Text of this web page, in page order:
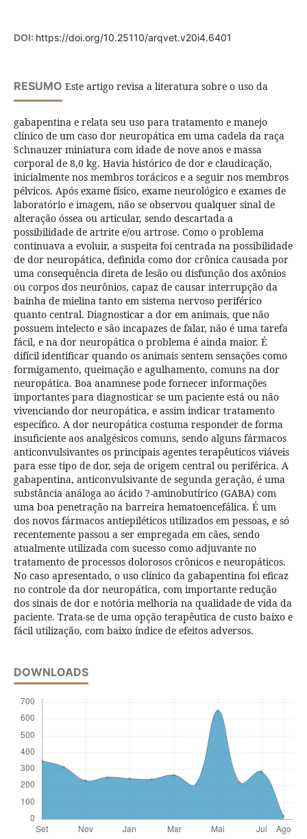
DOI: https://doi.org/10.25110/arqvet.v20i4.6401
RESUMO Este artigo revisa a literatura sobre o uso da
gabapentina e relata seu uso para tratamento e manejo
clínico de um caso dor neuropática em uma cadela da raça
Schnauzer miniatura com idade de nove anos e massa
corporal de 8,0 kg. Havia histórico de dor e claudicação,
inicialmente nos membros torácicos e a seguir nos membros
pélvicos. Após exame físico, exame neurológico e exames de
laboratório e imagem, não se observou qualquer sinal de
alteração óssea ou articular, sendo descartada a
possibilidade de artrite e/ou artrose. Como o problema
continuava a evoluir, a suspeita foi centrada na possibilidade
de dor neuropática, definida como dor crônica causada por
uma consequência direta de lesão ou disfunção dos axônios
ou corpos dos neurônios, capaz de causar interrupção da
bainha de mielina tanto em sistema nervoso periférico
quanto central. Diagnosticar a dor em animais, que não
possuem intelecto e são incapazes de falar, não é uma tarefa
fácil, e na dor neuropática o problema é ainda maior. É
difícil identificar quando os animais sentem sensações como
formigamento, queimação e agulhamento, comuns na dor
neuropática. Boa anamnese pode fornecer informações
importantes para diagnosticar se um paciente está ou não
vivenciando dor neuropática, e assim indicar tratamento
específico. A dor neuropática costuma responder de forma
insuficiente aos analgésicos comuns, sendo alguns fármacos
anticonvulsivantes os principais agentes terapêuticos viáveis
para esse tipo de dor, seja de origem central ou periférica. A
gabapentina, anticonvulsivante de segunda geração, é uma
substância análoga ao ácido ?-aminobutírico (GABA) com
uma boa penetração na barreira hematoencefálica. É um
dos novos fármacos antiepiléticos utilizados em pessoas, e só
recentemente passou a ser empregada em cães, sendo
atualmente utilizada com sucesso como adjuvante no
tratamento de processos dolorosos crônicos e neuropáticos.
No caso apresentado, o uso clínico da gabapentina foi eficaz
no controle da dor neuropática, com importante redução
dos sinais de dor e notória melhoria na qualidade de vida da
paciente. Trata-se de uma opção terapêutica de custo baixo e
fácil utilização, com baixo índice de efeitos adversos.
DOWNLOADS